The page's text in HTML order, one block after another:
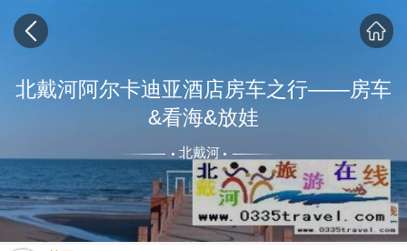
北戴河阿尔卡迪亚酒店房车之行——房车
&看海&放娃
北戴河